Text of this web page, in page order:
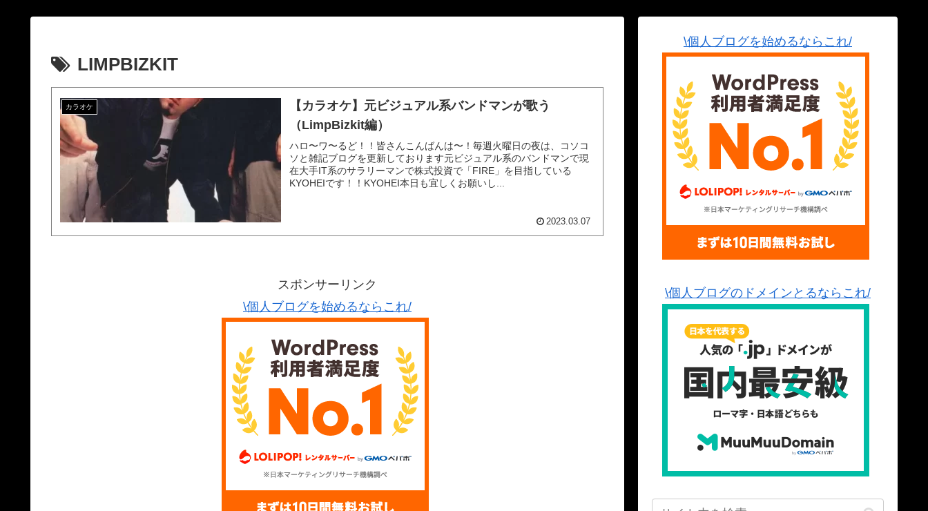
LIMPBIZKIT
カラオケ
【カラオケ】元ビジュアル系バンドマンが歌う
（LimpBizkit編）
ハロ〜ワ〜るど！！皆さんこんばんは〜！毎週火曜日の夜は、コソコ
ソと雑記ブログを更新しております元ビジュアル系のバンドマンで現
在大手IT系のサラリーマンで株式投資で「FIRE」を目指している
KYOHEIです！！KYOHEI本日も宜しくお願いし...
2023.03.07
スポンサーリンク
\個人ブログを始めるならこれ/
\個人ブログを始めるならこれ/
\個人ブログのドメインとるならこれ/